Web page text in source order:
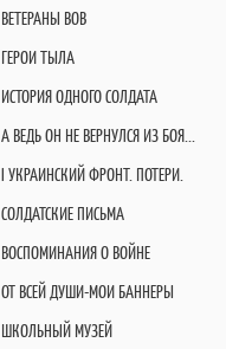
ВЕТЕРАНЫ ВОВ
ГЕРОИ ТЫЛА
ИСТОРИЯ ОДНОГО СОЛДАТА
А ВЕДЬ ОН НЕ ВЕРНУЛСЯ ИЗ БОЯ...
I УКРАИНСКИЙ ФРОНТ. ПОТЕРИ.
СОЛДАТСКИЕ ПИСЬМА
ВОСПОМИНАНИЯ О ВОЙНЕ
ОТ ВСЕЙ ДУШИ-МОИ БАННЕРЫ
ШКОЛЬНЫЙ МУЗЕЙ